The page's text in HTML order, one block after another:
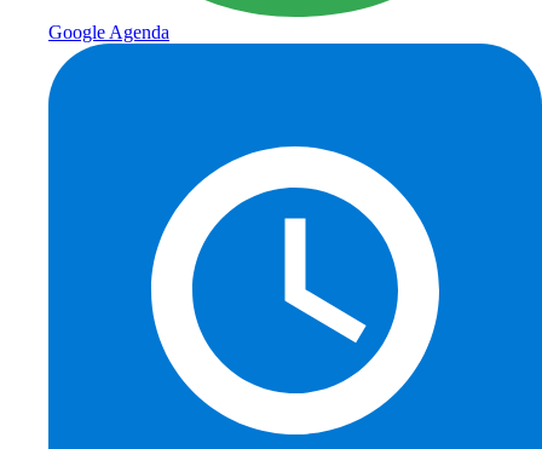
Google Agenda